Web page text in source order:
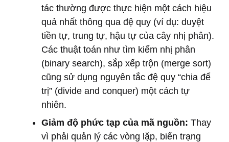
tác thường được thực hiện một cách hiệu
quả nhất thông qua đệ quy (ví dụ: duyệt
tiền tự, trung tự, hậu tự của cây nhị phân).
Các thuật toán như tìm kiếm nhị phân
(binary search), sắp xếp trộn (merge sort)
cũng sử dụng nguyên tắc đệ quy “chia để
trị” (divide and conquer) một cách tự
nhiên.
Giảm độ phức tạp của mã nguồn: Thay
vì phải quản lý các vòng lặp, biến trạng